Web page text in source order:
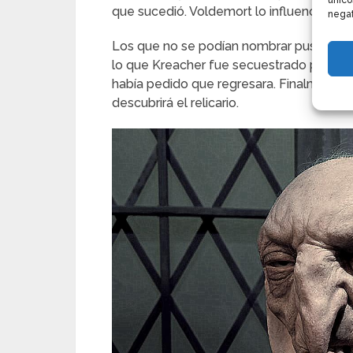
que sucedió. Voldemort lo influenció a
Los que no se podían nombrar pusieron
lo que Kreacher fue secuestrado por
había pedido que regresara.
descubrirá el relicario.